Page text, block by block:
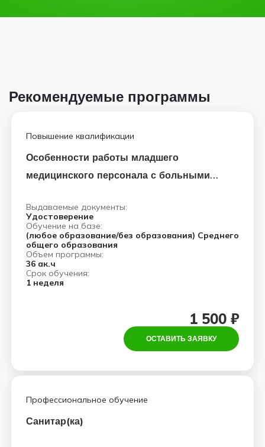
Рекомендуемые программы
Повышение квалификации
Особенности работы младшего
медицинского персонала с больными
Выдаваемые документы:
Удостоверение
Обучение на базе:
(любое образование/без образования) Среднего
общего образования
Объем программы:
36 ак.ч
Срок обучения:
1 неделя
1 500 ₽
ОСТАВИТЬ ЗАЯВКУ
Профессиональное обучение
Санитар(ка)